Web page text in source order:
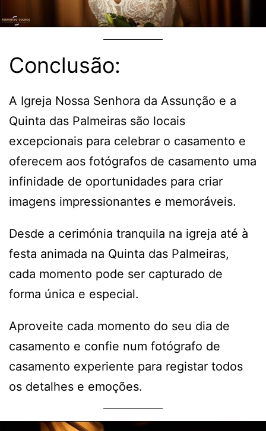
Conclusão:
A Igreja Nossa Senhora da Assunção e a
Quinta das Palmeiras são locais
excepcionais para celebrar o casamento e
oferecem aos fotógrafos de casamento uma
infinidade de oportunidades para criar
imagens impressionantes e memoráveis.
Desde a cerimónia tranquila na igreja até à
festa animada na Quinta das Palmeiras,
cada momento pode ser capturado de
forma única e especial.
Aproveite cada momento do seu dia de
casamento e confie num fotógrafo de
casamento experiente para registar todos
os detalhes e emoções.